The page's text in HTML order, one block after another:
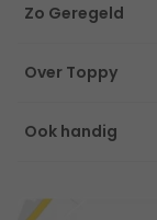
Zo Geregeld
Over Toppy
Ook handig